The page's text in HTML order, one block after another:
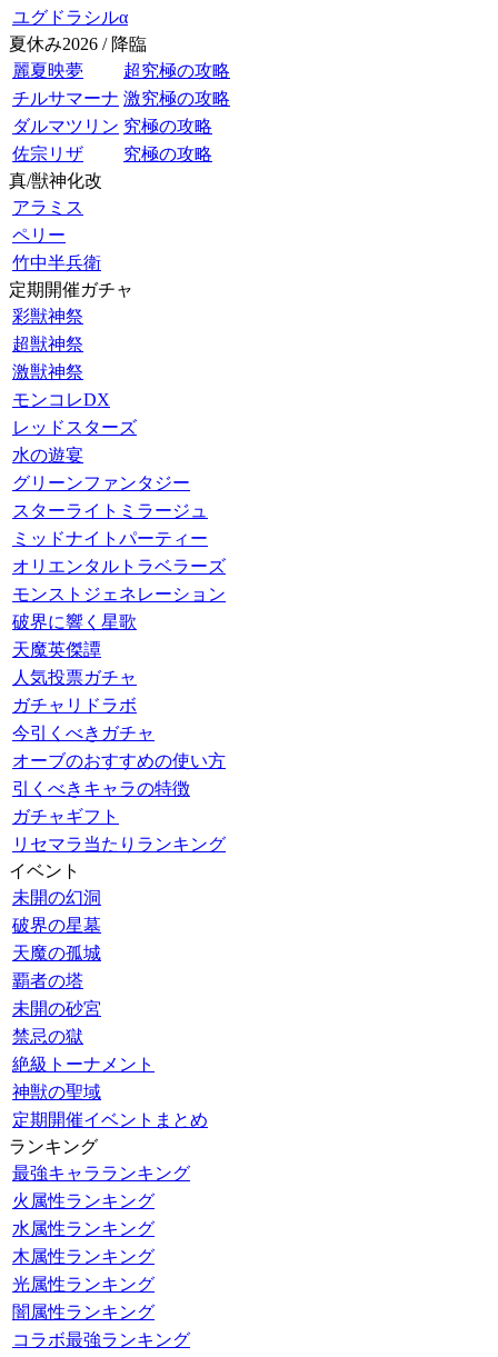
ユグドラシルα
夏休み2026 / 降臨
麗夏映夢
超究極の攻略
チルサマーナ 激究極の攻略
ダルマツリン 究極の攻略
佐宗リザ
究極の攻略
真/獣神化改
アラミス
ペリー
竹中半兵衛
定期開催ガチャ
彩獣神祭
超獣神祭
激獣神祭
モンコレDX
レッドスターズ
水の遊宴
グリーンファンタジー
スターライトミラージュ
ミッドナイトパーティー
オリエンタルトラベラーズ
モンストジェネレーション
破界に響く星歌
天魔英傑譚
人気投票ガチャ
ガチャリドラボ
今引くべきガチャ
オーブのおすすめの使い方
引くべきキャラの特徴
ガチャギフト
リセマラ当たりランキング
イベント
未開の幻洞
破界の星墓
天魔の孤城
覇者の塔
未開の砂宮
禁忌の獄
絶級トーナメント
神獣の聖域
定期開催イベントまとめ
ランキング
最強キャラランキング
火属性ランキング
水属性ランキング
木属性ランキング
光属性ランキング
闇属性ランキング
コラボ最強ランキング